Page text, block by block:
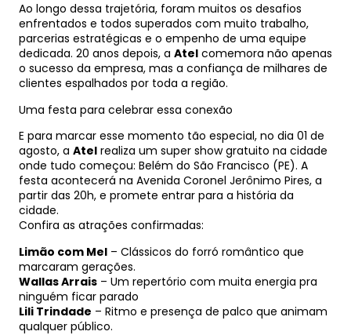
Ao longo dessa trajetória, foram muitos os desafios
enfrentados e todos superados com muito trabalho,
parcerias estratégicas e o empenho de uma equipe
dedicada. 20 anos depois, a Atel comemora não apenas
o sucesso da empresa, mas a confiança de milhares de
clientes espalhados por toda a região.
Uma festa para celebrar essa conexão
E para marcar esse momento tão especial, no dia 01 de
agosto, a Atel realiza um super show gratuito na cidade
onde tudo começou: Belém do São Francisco (PE). A
festa acontecerá na Avenida Coronel Jerônimo Pires, a
partir das 20h, e promete entrar para a história da
cidade.
Confira as atrações confirmadas:
Limão com Mel – Clássicos do forró romântico que
marcaram gerações.
Wallas Arrais – Um repertório com muita energia pra
ninguém ficar parado
Lili Trindade – Ritmo e presença de palco que animam
qualquer público.